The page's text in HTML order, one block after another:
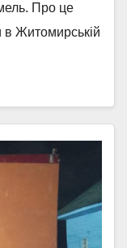
Про це
в Житомирській